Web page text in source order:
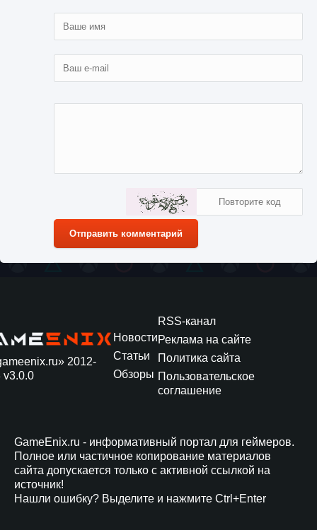
Отправить комментарий
2012-
v3.0.0
Новости
Статьи
Обзоры
RSS-канал
Реклама на сайте
Политика сайта
Пользовательское
соглашение
GameEnix.ru - информативный портал для геймеров.
Полное или частичное копирование материалов
сайта допускается только с активной ссылкой на
источник!
Нашли ошибку? Выделите и нажмите Ctrl+Enter